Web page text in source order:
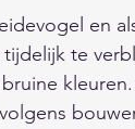
en
te